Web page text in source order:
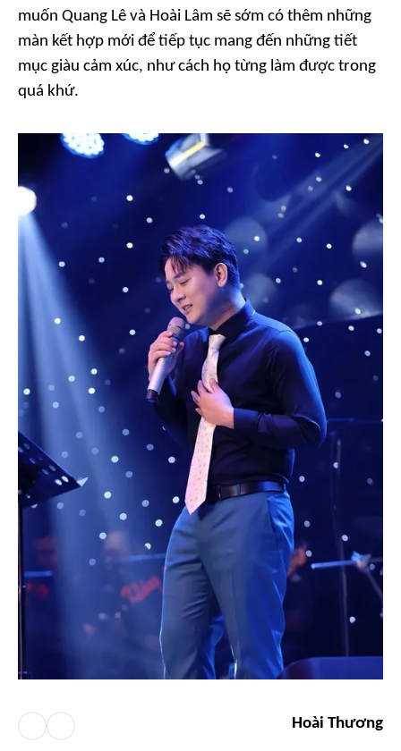
muốn Quang Lê và Hoài Lâm sẽ sớm có thêm những
màn kết hợp mới để tiếp tục mang đến những tiết
mục giàu cảm xúc, như cách họ từng làm được trong
quá khứ.
Hoài Thương